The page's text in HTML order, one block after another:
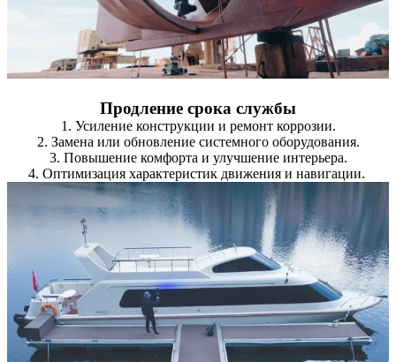
Продление срока службы
1. Усиление конструкции и ремонт коррозии.
2. Замена или обновление системного оборудования.
3. Повышение комфорта и улучшение интерьера.
4. Оптимизация характеристик движения и навигации.